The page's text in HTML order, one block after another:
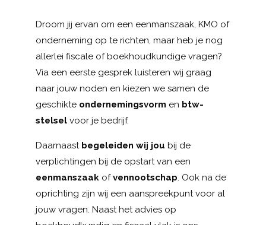
Droom jij ervan om een eenmanszaak, KMO of
onderneming op te richten, maar heb je nog
allerlei fiscale of boekhoudkundige vragen?
Via een eerste gesprek luisteren wij graag
naar jouw noden en kiezen we samen de
geschikte ondernemingsvorm en btw-
stelsel voor je bedrijf.
Daarnaast begeleiden wij jou bij de
verplichtingen bij de opstart van een
eenmanszaak ofvennootschap. Ook na de
oprichting zijn wij een aanspreekpunt voor al
jouw vragen. Naast het advies op